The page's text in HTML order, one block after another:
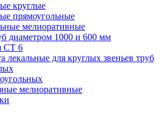
круглые
прямоугольные
мелиоративные
диаметром 1000 и 600 мм
СТ 6
лекальные для круглых звеньев труб
мелиоративные